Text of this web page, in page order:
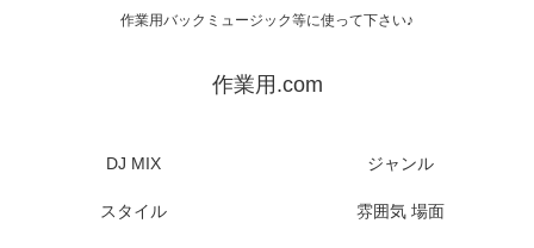
作業用バックミュージック等に使って下さい♪
作業用.com
DJ MIX ジャンル
スタイル 雰囲気 場面